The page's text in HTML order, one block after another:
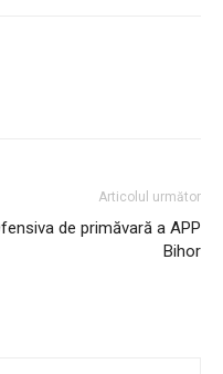
Articolul următor
de primăvară a APP
Bihor